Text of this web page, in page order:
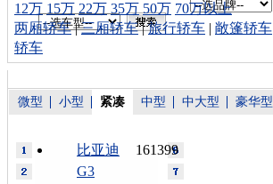
12万 15万 22万 35万 50万 70万以上
两厢轿车|三厢轿车|旅行轿车 | 敞篷轿车
轿车
微型 小型 紧凑 中型 中大型 豪华型
161399
比亚迪
G3